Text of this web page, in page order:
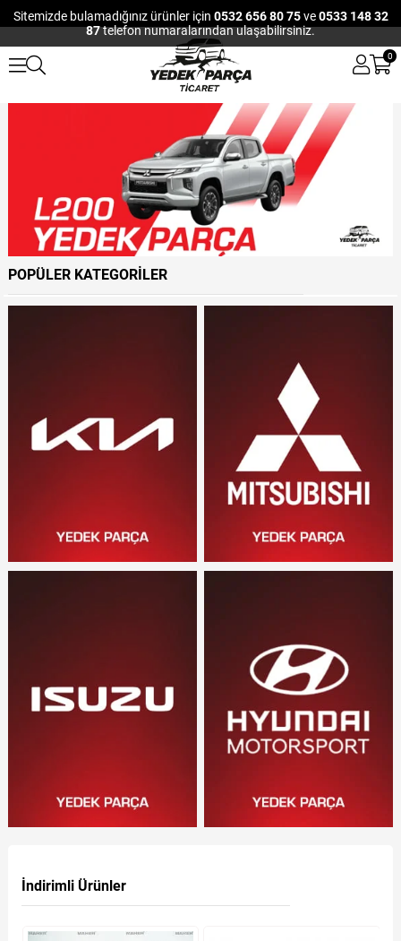
Sitemizde bulamadığınız ürünler için 0532 656 80 75ve0533 148 32
87telefon numaralarından ulaşabilirsiniz.
0
POPÜLER KATEGORİLER
İndirimli Ürünler